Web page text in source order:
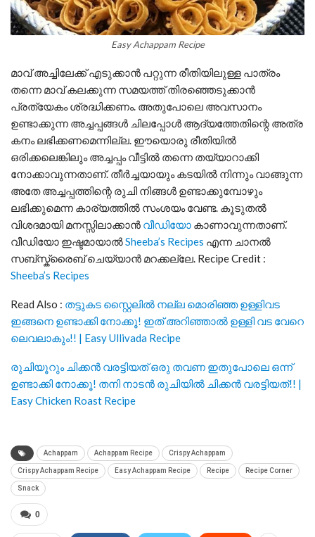
Easy Achappam Recipe
മാവ് അച്ചിലേക്ക് എടുക്കാൻ പറ്റുന്ന രീതിയിലുള്ള പാത്രം
തന്നെ മാവ് കലക്കുന്ന സമയത്ത് തിരഞ്ഞെടുക്കാൻ
പ്രത്യേകം ശ്രദ്ധിക്കണം. അതുപോലെ അവസാനം
ഉണ്ടാക്കുന്ന അച്ചപ്പങ്ങൾ ചിലപ്പോൾ ആദ്യത്തേതിന്റെ അത്ര
കനം ലഭിക്കണമെന്നില്ല. ഈയൊരു രീതിയിൽ
ഒരിക്കലെങ്കിലും അച്ചപ്പം വീട്ടിൽ തന്നെ തയ്യാറാക്കി
നോക്കാവുന്നതാണ്. തീർച്ചയായും കടയിൽ നിന്നും വാങ്ങുന്ന
അതേ അച്ചപ്പത്തിന്റെ രുചി നിങ്ങൾ ഉണ്ടാക്കുമ്പോഴും
ലഭിക്കുമെന്ന കാര്യത്തിൽ സംശയം വേണ്ട. കൂടുതൽ
വിശദമായി മനസ്സിലാക്കാൻ വീഡിയോ കാണാവുന്നതാണ്.
വീഡിയോ ഇഷ്ടമായാൽSheeba’s Recipes എന്ന ചാനൽ
സബ്സ്ക്രൈബ് ചെയ്യാൻ മറക്കല്ലേ. Recipe Credit :
Sheeba’s Recipes
Read Also : തട്ടുകട സ്റ്റൈലിൽ നല്ല മൊരിഞ്ഞ ഉള്ളിവട
ഇങ്ങനെ ഉണ്ടാക്കി നോക്കൂ! ഇത് അറിഞ്ഞാൽ ഉള്ളി വട വേറെ
ലെവലാകും!! | Easy Ullivada Recipe
രുചിയൂറും ചിക്കൻ വരട്ടിയത് ഒരു തവണ ഇതുപോലെ ഒന്ന്
ഉണ്ടാക്കി നോക്കൂ! തനി നാടൻ രുചിയിൽ ചിക്കൻ വരട്ടിയത്!! |
Easy Chicken Roast Recipe
Achappam Achappam Recipe Crispy Achappam
Crispy Achappam Recipe Easy Achappam Recipe Recipe Recipe Corner
Snack
0